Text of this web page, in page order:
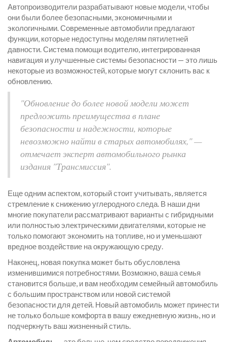
Автопроизводители разрабатывают новые модели, чтобы
они были более безопасными, экономичными и
экологичными. Современные автомобили предлагают
функции, которые недоступны моделям пятилетней
давности. Система помощи водителю, интегрированная
навигация и улучшенные системы безопасности — это лишь
некоторые из возможностей, которые могут склонить вас к
обновлению.
"Обновление до более новой модели может
предложить преимущества в плане
безопасности и надежности, которые
невозможно найти в старых автомобилях," —
отмечает эксперт автомобильного рынка
издания "Трансмиссия".
Еще одним аспектом, который стоит учитывать, является
стремление к снижению углеродного следа. В наши дни
многие покупатели рассматривают варианты с гибридными
или полностью электрическими двигателями, которые не
только помогают экономить на топливе, но и уменьшают
вредное воздействие на окружающую среду.
Наконец, новая покупка может быть обусловлена
изменившимися потребностями. Возможно, ваша семья
становится больше, и вам необходим семейный автомобиль
с большим пространством или новой системой
безопасности для детей. Новый автомобиль может принести
не только больше комфорта в вашу ежедневную жизнь, но и
подчеркнуть ваш жизненный стиль.